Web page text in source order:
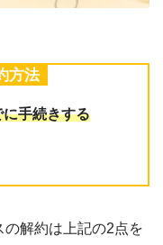
方法
手続きする
解約は上記の2点を